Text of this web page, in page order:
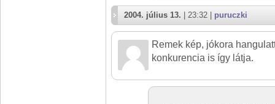
2004. július 13. | 23:32 | puruczki
Remek kép, jókora
konkurencia is így látja.